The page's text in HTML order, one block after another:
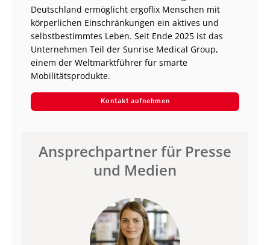
Deutschland ermöglicht ergoflix Menschen mit
körperlichen Einschränkungen ein aktives und
selbstbestimmtes Leben. Seit Ende 2025 ist das
Unternehmen Teil der Sunrise Medical Group,
einem der Weltmarktführer für smarte
Mobilitätsprodukte.
Kontakt aufnehmen
Ansprechpartner für Presse
und Medien